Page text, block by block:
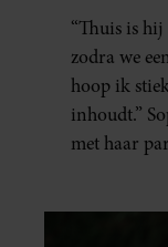
“Thuis is
zodra we
hoop ik
inhoudt.”
met haar
vaker